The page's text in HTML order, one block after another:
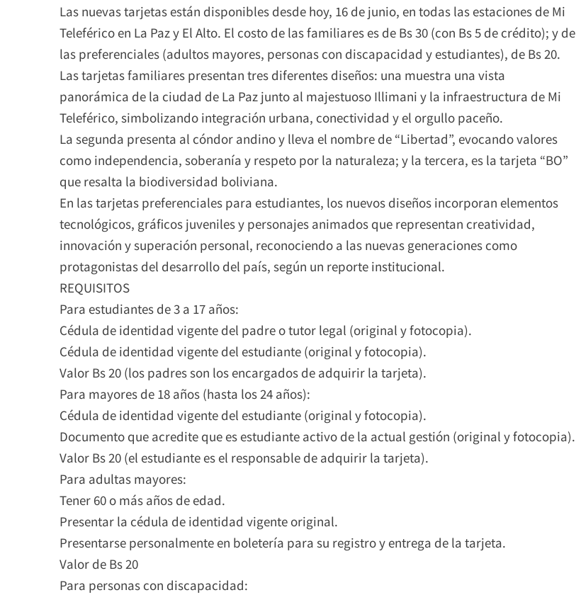
Las nuevas tarjetas están disponibles desde hoy, 16 de junio, en todas las estaciones de Mi
Teleférico en La Paz y El Alto. El costo de las familiares es de Bs 30 (con Bs 5 de crédito); y de
las preferenciales (adultos mayores, personas con discapacidad y estudiantes), de Bs 20.
Las tarjetas familiares presentan tres diferentes diseños: una muestra una vista
panorámica de la ciudad de La Paz junto al majestuoso Illimani y la infraestructura de Mi
Teleférico, simbolizando integración urbana, conectividad y el orgullo paceño.
La segunda presenta al cóndor andino y lleva el nombre de “Libertad”, evocando valores
como independencia, soberanía y respeto por la naturaleza; y la tercera, es la tarjeta “BO”
que resalta la biodiversidad boliviana.
En las tarjetas preferenciales para estudiantes, los nuevos diseños incorporan elementos
tecnológicos, gráficos juveniles y personajes animados que representan creatividad,
innovación y superación personal, reconociendo a las nuevas generaciones como
protagonistas del desarrollo del país, según un reporte institucional.
REQUISITOS
Para estudiantes de 3 a 17 años:
Cédula de identidad vigente del padre o tutor legal (original y fotocopia).
Cédula de identidad vigente del estudiante (original y fotocopia).
Valor Bs 20 (los padres son los encargados de adquirir la tarjeta).
Para mayores de 18 años (hasta los 24 años):
Cédula de identidad vigente del estudiante (original y fotocopia).
Documento que acredite que es estudiante activo de la actual gestión (original y fotocopia).
Valor Bs 20 (el estudiante es el responsable de adquirir la tarjeta).
Para adultas mayores:
Tener 60 o más años de edad.
Presentar la cédula de identidad vigente original.
Presentarse personalmente en boletería para su registro y entrega de la tarjeta.
Valor de Bs 20
Para personas con discapacidad: